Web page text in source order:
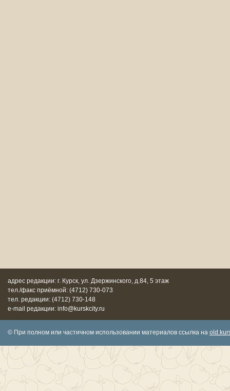
адрес редакции: г. Курск, ул. Дзержинского, д.84, 5 этаж
тел./факс приёмной: (4712) 730-073
тел. редакции: (4712) 730-148
e-mail редакции: info@kurskcity.ru
© При полном или частичном использовании материалов ссылка на